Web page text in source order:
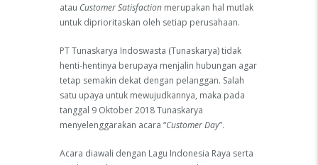
atau Customer Satisfaction merupakan hal mutlak
untuk diprioritaskan oleh setiap perusahaan.
PT Tunaskarya Indoswasta (Tunaskarya) tidak
henti-hentinya berupaya menjalin hubungan agar
tetap semakin dekat dengan pelanggan. Salah
satu upaya untuk mewujudkannya, maka pada
tanggal 9 Oktober 2018 Tunaskarya
menyelenggarakan acara “Customer Day”.
Acara diawali dengan Lagu Indonesia Raya serta